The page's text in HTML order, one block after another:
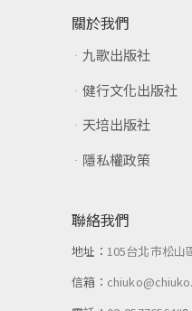
關於我們
九歌出版社
健行文化出版社
天培出版社
隱私權政策
聯絡我們
地址：105台北市松山
信箱：